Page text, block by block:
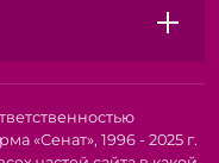
«Сенат», 1996 - 2025 г.